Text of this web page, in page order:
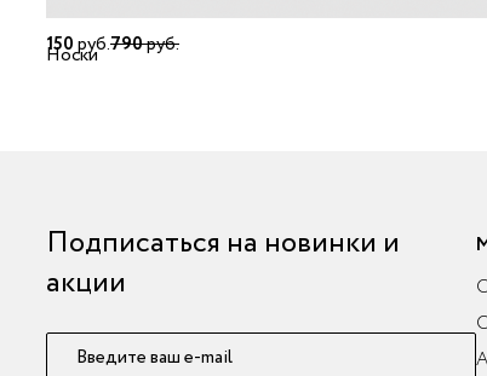
150руб.790руб.
Носки
Подписаться на новинки и
акции
Введите ваш e-mail